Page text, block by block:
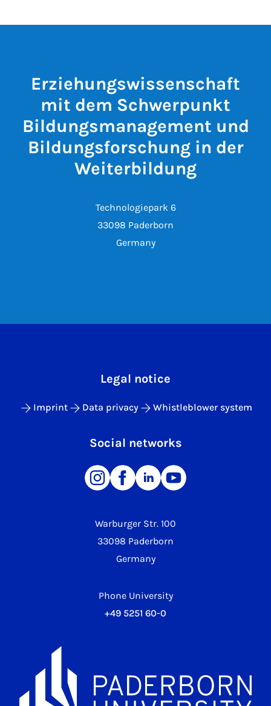
Erziehungswissenschaft
mit dem Schwerpunkt
Bildungsmanagement und
Bildungsforschung in der
Weiterbildung
Technologiepark 6
33098 Paderborn
Germany
Warburger Str. 100
33098 Paderborn
Germany
Phone University
+49 5251 60-0
Legal notice
Imprint Data privacy Whistleblower system
Social networks